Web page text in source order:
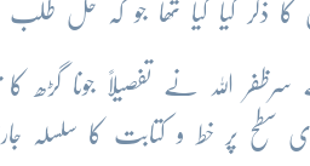
ذکر کیا گیا تھا جو کہ حل
اللہ نے تفصیلاً جونا گڑھ کا
سطح پر خط و کتابت کا سلسلہ